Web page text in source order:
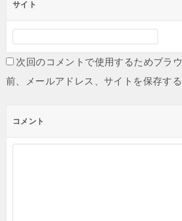
サイト
次回のコメントで使用するためブラ
前、メールアドレス、サイトを保存する
コメント